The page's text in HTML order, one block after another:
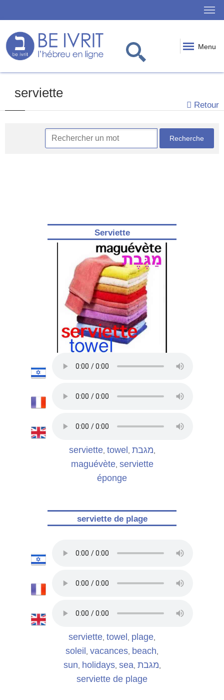
Menu
serviette
Retour
Serviette
serviette, towel מגבת
maguévète, serviette
éponge
serviette de plage
serviette towel plage
soleil vacances beach
sun holidays, sea מגבת
serviette de plage